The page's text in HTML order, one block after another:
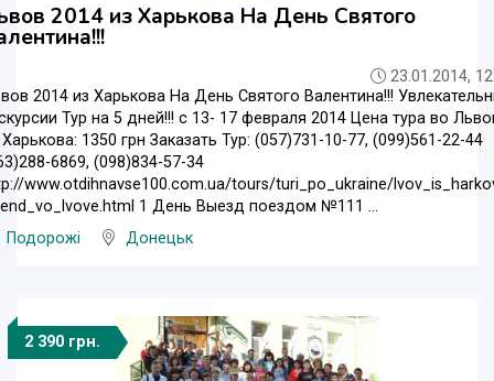
2014 из Харькова На День Святого
23.01.2014,
2014 из Харькова На День Святого Валентина!!!
Тур на 5 дней!!! с 13- 17 февраля 2014 Цена тура во
1350 грн Заказать Тур: (057)731-10-77, (099)561-22-44
6869, (098)834-57-34
www.otdihnavse100.com.ua/tours/turi_po_ukraine/
1 День Выезд поездом №111 ...
Подорожі
Донецьк
2 390 грн.